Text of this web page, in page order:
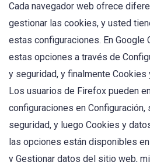
Cada navegador web ofrece
gestionar las cookies, y usted
estas configuraciones. En Google
estas opciones a través de
y seguridad, y finalmente
Los usuarios de Firefox pueden
configuraciones en
seguridad, y luego Cookies y
las opciones están disponibles
y Gestionar datos del sitio web,